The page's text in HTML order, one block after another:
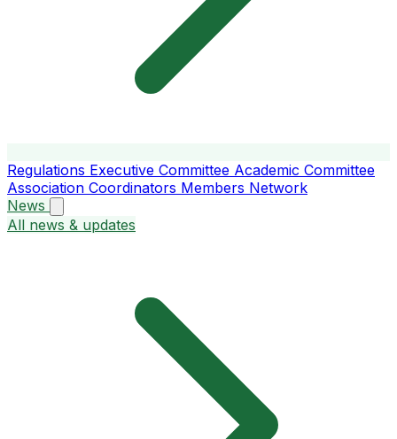
Regulations Executive Committee Academic Committee
Association Coordinators Members Network
News
All news & updates